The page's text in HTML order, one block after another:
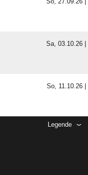
Sa, 03.10.26 |
So, 11.10.26 |
Legende